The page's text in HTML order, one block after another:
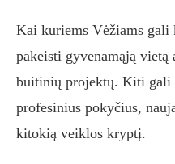
Kai kuriems Vėžiams gali
pakeisti gyvenamąją
buitinių projektų. Kiti gali
profesinius pokyčius,
kitokią veiklos kryptį.